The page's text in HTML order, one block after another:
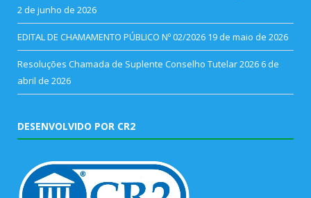
2 de junho de 2026
EDITAL DE CHAMAMENTO PÚBLICO Nº 02/2026 19 de maio de 2026
Resoluções Chamada de Suplente Conselho Tutelar 2026 6 de
abril de 2026
DESENVOLVIDO POR CR2